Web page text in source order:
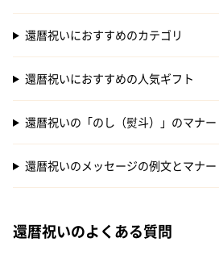
還暦祝いにおすすめのカテゴリ
還暦祝いにおすすめの人気ギフト
還暦祝いの「のし（熨斗）」のマナー
還暦祝いのメッセージの例文とマナー
還暦祝いのよくある質問